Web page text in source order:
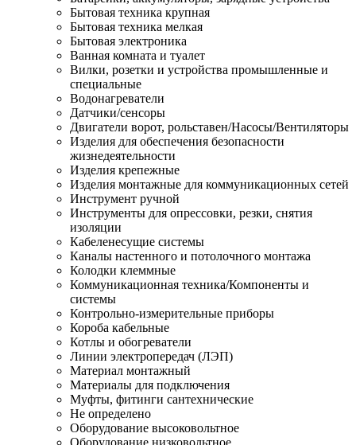
Бытовая техника крупная
Бытовая техника мелкая
Бытовая электроника
Ванная комната и туалет
Вилки, розетки и устройства промышленные и
специальные
Водонагреватели
Датчики/сенсоры
Двигатели ворот, рольставен/Насосы/Вентиляторы
Изделия для обеспечения безопасности
жизнедеятельности
Изделия крепежные
Изделия монтажные для коммуникационных сетей
Инструмент ручной
Инструменты для опрессовки, резки, снятия
изоляции
Кабеленесущие системы
Каналы настенного и потолочного монтажа
Колодки клеммные
Коммуникационная техника/Компоненты и
системы
Контрольно-измерительные приборы
Короба кабельные
Котлы и обогреватели
Линии электропередач (ЛЭП)
Материал монтажный
Материалы для подключения
Муфты, фитинги сантехнические
Не определено
Оборудование высоковольтное
Оборудование низковольтное